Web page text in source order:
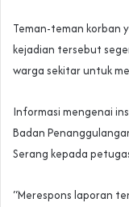
Teman-teman korban
kejadian tersebut
warga sekitar untuk
Informasi mengenai
Badan
Serang kepada
“Merespons laporan